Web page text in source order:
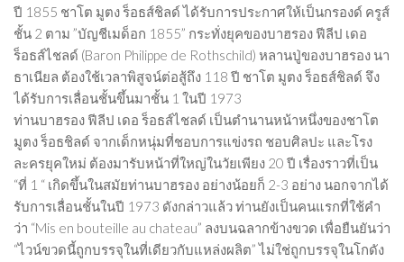
ปี 1855 ชาโต มูตง ร็อธส์ชิลด์ ได้รับการประกาศให้เป็นกรองด์ ครูส์
ชั้น 2 ตาม ”บัญชีเมด็อก 1855” กระทั่งยุคของบาฮรอง ฟีลีป เดอ
ร็อธส์ไชลด์ (Baron Philippe de Rothschild) หลานปู่ของบาฮรอง นา
ธาเนียล ต้องใช้เวลาพิสูจน์ต่อสู้ถึง 118 ปี ชาโต มูตง ร็อธส์ชิลด์ จึง
ได้รับการเลื่อนชั้นขึ้นมาชั้น 1 ในปี 1973
ท่านบาฮรอง ฟีลีป เดอ ร็อธส์ไชลด์ เป็นตำนานหน้าหนึ่งของชาโต
มูตง ร็อธชิลด์ จากเด็กหนุ่มที่ชอบการแข่งรถ ชอบศิลปะ และโรง
ละครยุคใหม่ ต้องมารับหน้าที่ใหญ่ในวัยเพียง 20 ปี เรื่องราวที่เป็น
“ที่ 1 “ เกิดขึ้นในสมัยท่านบาฮรอง อย่างน้อยก็ 2-3 อย่าง นอกจากได้
รับการเลื่อนชั้นในปี 1973 ดังกล่าวแล้ว ท่านยังเป็นคนแรกที่ใช้คำ
ว่า “Mis en bouteille au chateau” ลงบนฉลากข้างขวด เพื่อยืนยันว่า
“ไวน์ขวดนี้ถูกบรรจุในที่เดียวกับแหล่งผลิต” ไม่ใช่ถูกบรรจุในโกดัง